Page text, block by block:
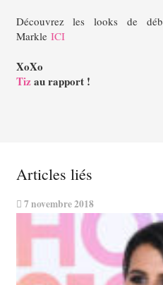
Découvrez les looks de
Markle ICI
XoXo
Tizau rapport !
Articles liés
7 novembre 2018